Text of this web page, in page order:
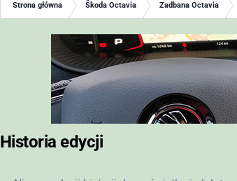
Strona główna Škoda Octavia Zadbana Octavia
Historia edycji